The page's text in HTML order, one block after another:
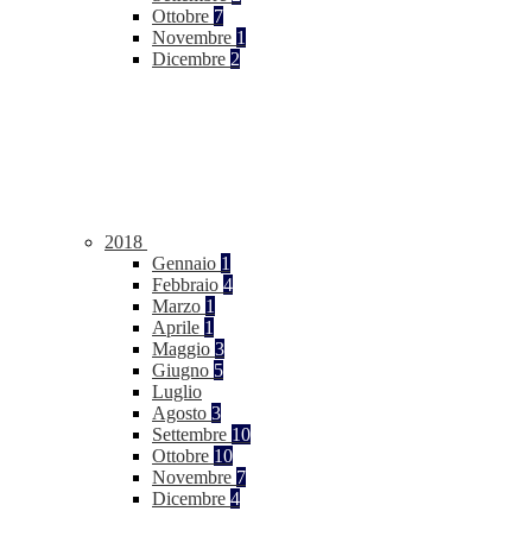
Ottobre 7
Novembre 1
Dicembre 2
2018
Gennaio 1
Febbraio 4
Marzo 1
Aprile 1
Maggio 3
Giugno 5
Luglio
Agosto 3
Settembre 10
Ottobre 10
Novembre 7
Dicembre 4